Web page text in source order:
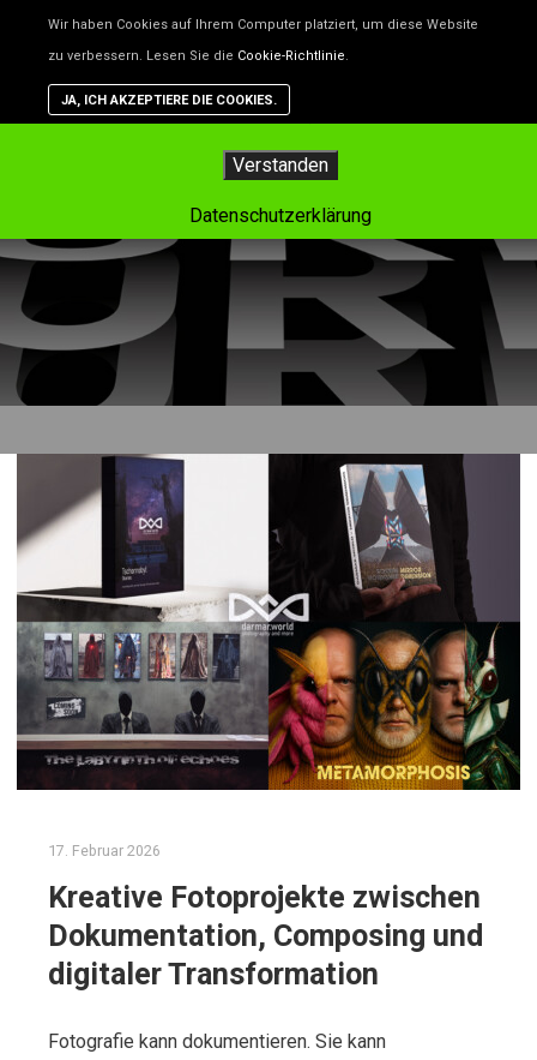
Tag-Archiv:ausstellung
17. Februar 2026
Kreative Fotoprojekte zwischen
Dokumentation, Composing und
digitaler Transformation
Fotografie kann dokumentieren. Sie kann
Wir haben Cookies auf Ihrem Computer platziert, um diese Website
zu verbessern. Lesen Sie die Cookie-Richtlinie.
JA, ICH AKZEPTIERE DIE COOKIES.
Unsere Website benutzt Cookies – das sind kleine Dateien,
helfen, die Website besser zu machen. Wenn du nicht willst,
Browser einstellen. Aber dann funktioniert vielleicht nicht
auf der Website so, wie es soll.
Verstanden
Datenschutzerklärung